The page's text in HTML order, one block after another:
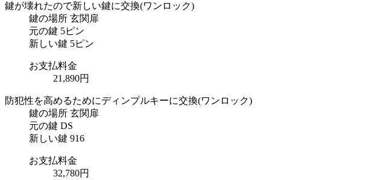
鍵が壊れたので新しい鍵に交換(ワンロック)
鍵の場所 玄関扉
元の鍵 5ピン
新しい鍵 5ピン
お支払料金
21,890円
防犯性を高めるためにディンプルキーに交換(ワンロック)
鍵の場所 玄関扉
元の鍵 DS
新しい鍵 916
お支払料金
32,780円